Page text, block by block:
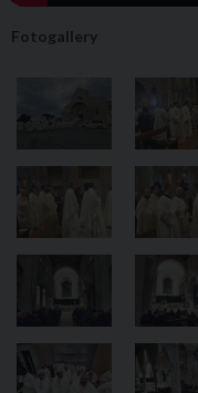
Fotogallery